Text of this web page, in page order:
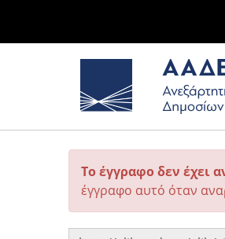
Το έγγραφο δεν έχει
έγγραφο αυτό όταν